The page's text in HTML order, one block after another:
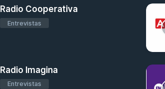
Radio Cooperativa
Entrevistas
Radio Imagina
Entrevistas